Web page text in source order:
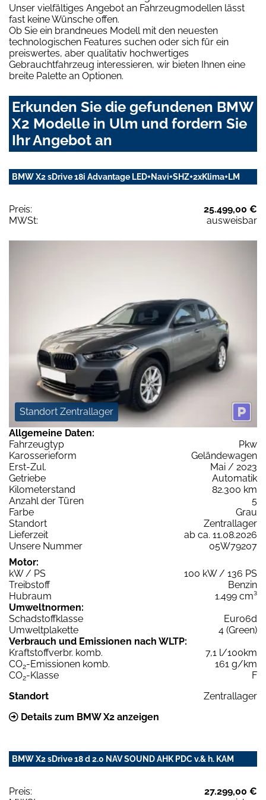
Unser vielfältiges Angebot an Fahrzeugmodellen lässt
fast keine Wünsche offen.
Ob Sie ein brandneues Modell mit den neuesten
technologischen Features suchen oder sich für ein
preiswertes, aber qualitativ hochwertiges
Gebrauchtfahrzeug interessieren, wir bieten Ihnen eine
breite Palette an Optionen.
Erkunden Sie die gefundenen BMW
X2 Modelle in Ulm und fordern Sie
Ihr Angebot an
BMW X2 sDrive 18i Advantage LED+Navi+SHZ+2xKlima+LM
Preis:
25.499,00 €
MWSt:
ausweisbar
Standort Zentrallager
Allgemeine Daten:
Fahrzeugtyp
Pkw
Karosserieform
Geländewagen
Erst-Zul.
Mai / 2023
Getriebe
Automatik
Kilometerstand
82.300 km
Anzahl der Türen
5
Farbe
Grau
Standort
Zentrallager
Lieferzeit
ab ca. 11.08.2026
Unsere Nummer
05W79207
Motor:
kW / PS
100 kW / 136 PS
Treibstoff
Benzin
Hubraum
1.499 cm³
Umweltnormen:
Schadstoffklasse
Euro6d
Umweltplakette
4 (Green)
Verbrauch und Emissionen nach WLTP:
Kraftstoffverbr. komb.
7,1 l/100km
CO2-Emissionen komb.
161 g/km
CO2-Klasse
F
Standort
Zentrallager
Details zum BMW X2 anzeigen
BMW X2 sDrive 18 d 2.0 NAV SOUND AHK PDC v.& h. KAM
Preis:
27.299,00 €